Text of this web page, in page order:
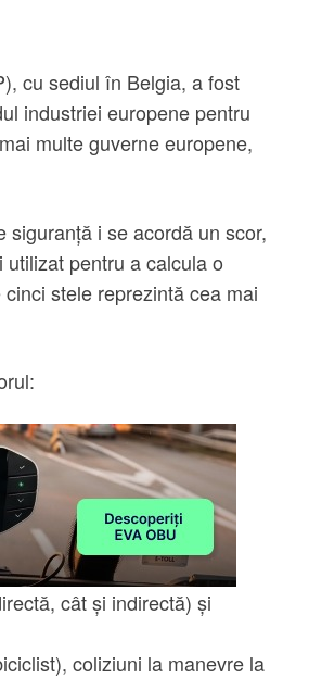
cu sediul în Belgia, a fost
industriei europene pentru
multe guverne europene,
i se acordă un scor,
pentru a calcula o
stele reprezintă cea mai
cât și indirectă) și
coliziuni la manevre la